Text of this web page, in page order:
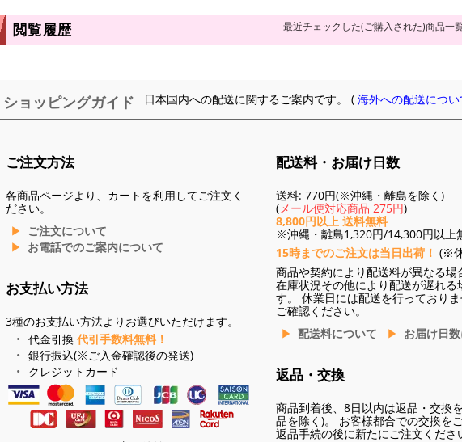
閲覧履歴 最近チェックした(ご購入された)商品一
ショッピングガイド 日本国内への配送に関するご案内です。 (海外への配送につい
ご注文方法
各商品ページより、カートを利用してご注文く
ださい。
ご注文について
お電話でのご案内について
お支払い方法
3種のお支払い方法よりお選びいただけます。
代金引換 代引手数料無料！
銀行振込(※ご入金確認後の発送)
クレジットカード
配送料・お届け日数
送料: 770円(※沖縄・離島を除く)
(メール便対応商品 275円)
8,800円以上 送料無料
※沖縄・離島1,320円/14,300円以上
15時までのご注文は当日出荷！ (※
商品や契約により配送料が異なる場
在庫状況その他により配送が遅れる
す。 休業日には配送を行っておりま
ご確認ください。
配送料について
お届け日
返品・交換
商品到着後、8日以内は返品・交換
品を除く)。 お客様都合での交換を
返品手続の後に新たにご注文くださ